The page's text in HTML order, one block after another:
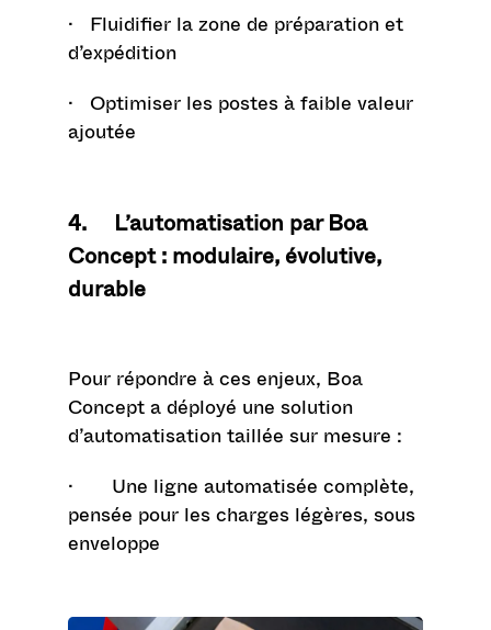
· Fluidifier la zone de préparation et
d’expédition
· Optimiser les postes à faible valeur
ajoutée
4. L’automatisation par Boa
Concept : modulaire, évolutive,
durable
Pour répondre à ces enjeux, Boa
Concepta déployé une solution
d’automatisation taillée sur mesure :
· Une ligne automatisée complète,
pensée pour les charges légères, sous
enveloppe